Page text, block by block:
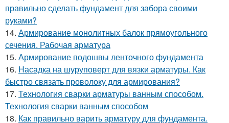
правильно сделать фундамент для забора своими
руками?
14. Армирование монолитных балок прямоугольного
сечения. Рабочая арматура
15. Армирование подошвы ленточного фундамента
16. Насадка на шуруповерт для вязки арматуры. Как
быстро связать проволоку для армирования?
17. Технология сварки арматуры ванным способом.
Технология сварки ванным способом
18. Как правильно варить арматуру для фундамента.